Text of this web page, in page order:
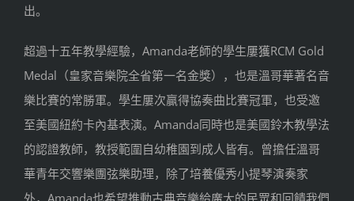
出。
超過十五年教學經驗，Amanda老師的學生屢獲RCM Gold
Medal（皇家音樂院全省第一名金獎）， 也是溫哥華著名音
樂比賽的常勝軍。學生屢次贏得協奏曲比賽冠軍， 也受邀
至美國紐約卡內基表演。 Amanda同時也是美國鈴木教學法
的認證教師， 教授範圍自幼稚園到成人皆有。 曾擔任溫哥
華青年交響樂團弦樂助理， 除了培養優秀小提琴演奏家